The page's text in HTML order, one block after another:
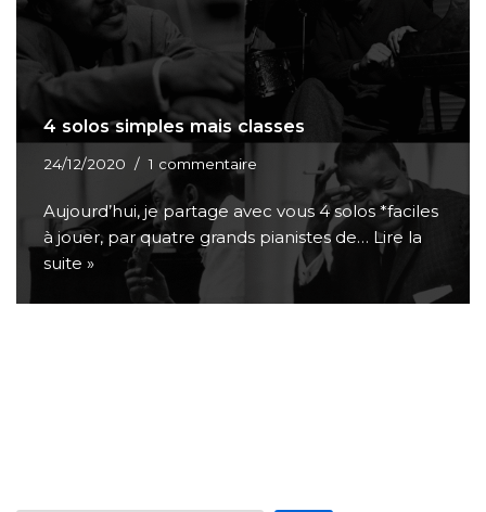
4 solos simples mais classes
24/12/2020 1 commentaire
Aujourd’hui, je partage avec vous 4 solos *faciles
à jouer, par quatre grands pianistes de… Lire la
suite »